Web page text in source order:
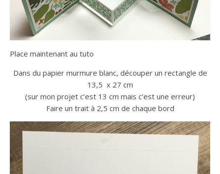
Place maintenant au tuto
Dans du papier murmure blanc, découper un rectangle de
13,5 x 27 cm
(sur mon projet c’est 13 cm mais c’est une erreur)
Faire un trait à 2,5 cm de chaque bord